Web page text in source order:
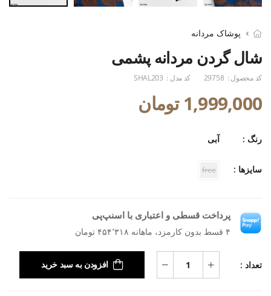
پوشاک مردانه
شال گردن مردانه پشمی
کد محصول : 29758 کد مدل : SHAL203
1,999,000 تومان
رنگ : آبی
سایزها : free
پرداخت قسطی و اعتباری با اسنپ‌پی
۴ قسط بدون کارمزد، ماهانه ۴۵۴٬۳۱۸ تومان
تعداد : افزودن به سبد خرید